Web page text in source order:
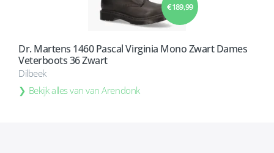
€ 189,99
Dr. Martens 1460 Pascal Virginia Mono Zwart Dames
Veterboots 36 Zwart
Dilbeek
Bekijk alles van van Arendonk